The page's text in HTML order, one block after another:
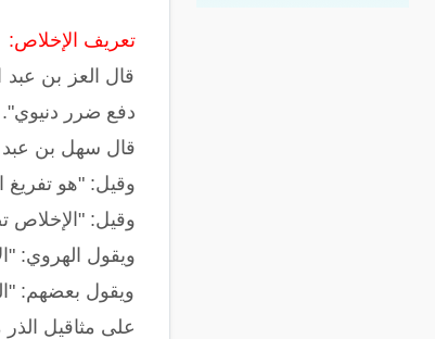
تعريف الإخلاص:
قال العز بن عبد
دفع ضرر دنيوي".
قال سهل بن عبد
وقيل: "هو تفريغ
وقيل: "الإخلاص
ويقول الهروي:
ويقول بعضهم:
على مثاقيل